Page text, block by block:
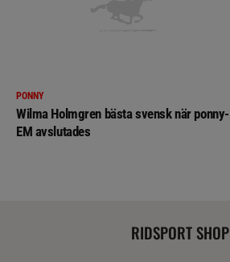
PONNY
Wilma Holmgren bästa svensk när ponny-
EM avslutades
RIDSPORT SHOP